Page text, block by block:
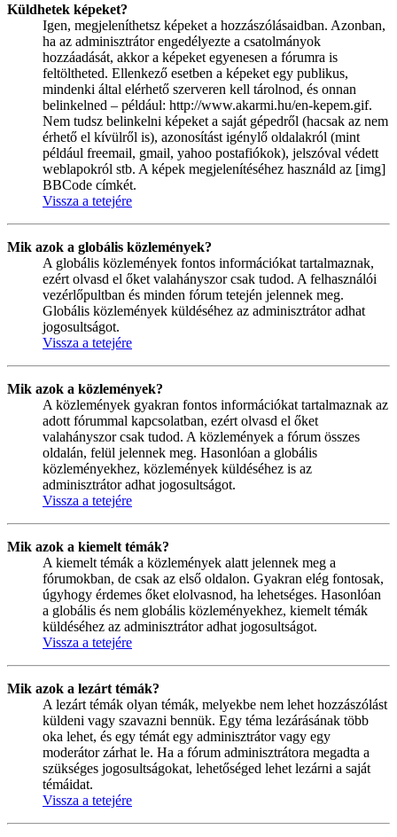
Küldhetek képeket?
Igen, megjeleníthetsz képeket a hozzászólásaidban. Azonban,
ha az adminisztrátor engedélyezte a csatolmányok
hozzáadását, akkor a képeket egyenesen a fórumra is
feltöltheted. Ellenkező esetben a képeket egy publikus,
mindenki által elérhető szerveren kell tárolnod, és onnan
belinkelned – például: http://www.akarmi.hu/en-kepem.gif.
Nem tudsz belinkelni képeket a saját gépedről (hacsak az nem
érhető el kívülről is), azonosítást igénylő oldalakról (mint
például freemail, gmail, yahoo postafiókok), jelszóval védett
weblapokról stb. A képek megjelenítéséhez használd az [img]
BBCode címkét.
Vissza a tetejére
Mik azok a globális közlemények?
A globális közlemények fontos információkat tartalmaznak,
ezért olvasd el őket valahányszor csak tudod. A felhasználói
vezérlőpultban és minden fórum tetején jelennek meg.
Globális közlemények küldéséhez az adminisztrátor adhat
jogosultságot.
Vissza a tetejére
Mik azok a közlemények?
A közlemények gyakran fontos információkat tartalmaznak az
adott fórummal kapcsolatban, ezért olvasd el őket
valahányszor csak tudod. A közlemények a fórum összes
oldalán, felül jelennek meg. Hasonlóan a globális
közleményekhez, közlemények küldéséhez is az
adminisztrátor adhat jogosultságot.
Vissza a tetejére
Mik azok a kiemelt témák?
A kiemelt témák a közlemények alatt jelennek meg a
fórumokban, de csak az első oldalon. Gyakran elég fontosak,
úgyhogy érdemes őket elolvasnod, ha lehetséges. Hasonlóan
a globális és nem globális közleményekhez, kiemelt témák
küldéséhez az adminisztrátor adhat jogosultságot.
Vissza a tetejére
Mik azok a lezárt témák?
A lezárt témák olyan témák, melyekbe nem lehet hozzászólást
küldeni vagy szavazni bennük. Egy téma lezárásának több
oka lehet, és egy témát egy adminisztrátor vagy egy
moderátor zárhat le. Ha a fórum adminisztrátora megadta a
szükséges jogosultságokat, lehetőséged lehet lezárni a saját
témáidat.
Vissza a tetejére